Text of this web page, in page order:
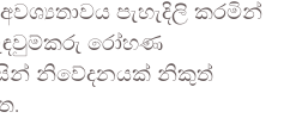
පැහැදිලි කරමින්
රෝහණ
නිවේදනයක් නිකුත්